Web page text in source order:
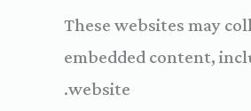
These websites may
embedded content,
website.